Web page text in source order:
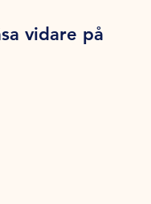
vidare på